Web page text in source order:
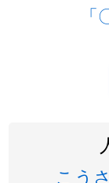
こう